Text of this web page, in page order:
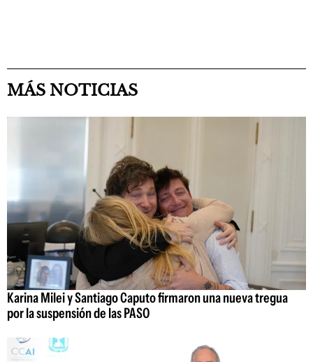
MÁS NOTICIAS
Karina Milei y Santiago Caputo firmaron una nueva tregua
por la suspensión de las PASO